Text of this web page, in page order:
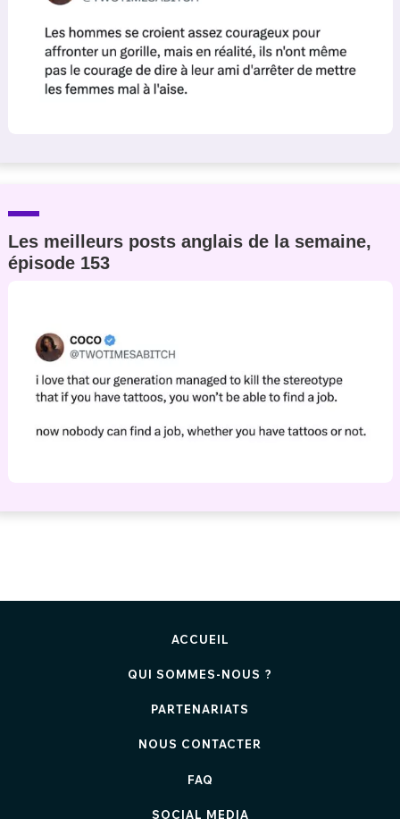
Les meilleurs posts anglais de la semaine,
épisode 153
ACCUEIL
QUI SOMMES-NOUS ?
PARTENARIATS
NOUS CONTACTER
FAQ
SOCIAL MEDIA